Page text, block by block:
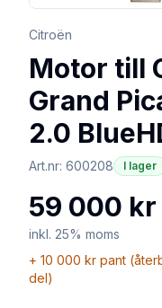
Citroën
Motor till
Grand
2.0
Art.nr: 600208 I lager
59 000 kr
inkl. 25% moms
+ 10 000 kr pant
del)